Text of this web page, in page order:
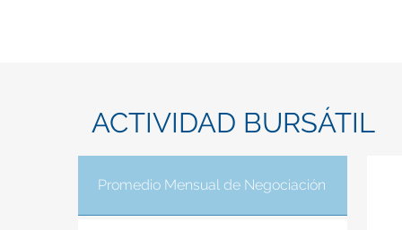
ACTIVIDAD BURSÁTIL
Promedio Mensual de Negociación